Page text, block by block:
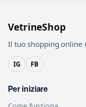
VetrineShop
Il tuo shopping online
IG FB
Per iniziare